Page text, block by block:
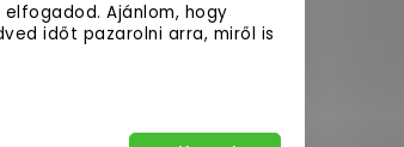
Ajánlom, hogy
időt pazarolni arra, miről is